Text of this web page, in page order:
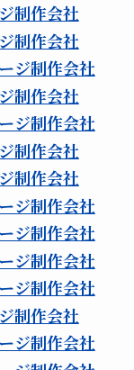
制作会社
制作会社
ジ制作会社
制作会社
ジ制作会社
制作会社
制作会社
ジ制作会社
ジ制作会社
ジ制作会社
ジ制作会社
制作会社
ジ制作会社